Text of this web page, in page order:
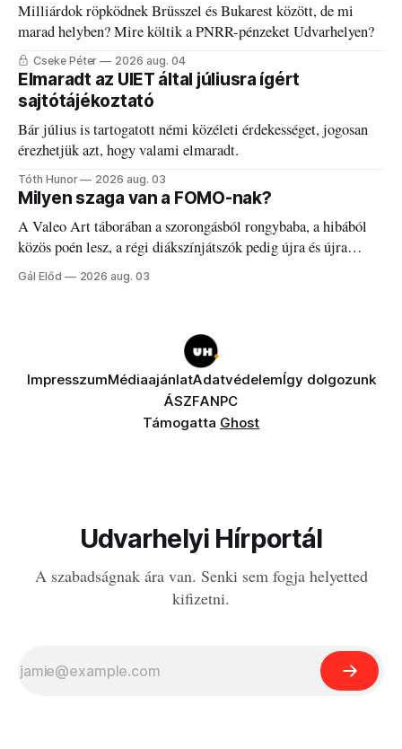
Milliárdok röpködnek Brüsszel és Bukarest között, de mi
marad helyben? Mire költik a PNRR-pénzeket Udvarhelyen?
Cseke Péter 2026 aug. 04
Elmaradt az UIET által júliusra ígért
sajtótájékoztató
Bár július is tartogatott némi közéleti érdekességet, jogosan
érezhetjük azt, hogy valami elmaradt.
Tóth Hunor 2026 aug. 03
Milyen szaga van a FOMO-nak?
A Valeo Art táborában a szorongásból rongybaba, a hibából
közös poén lesz, a régi diákszínjátszók pedig újra és újra
visszatalálnak egymáshoz.
Gál Előd 2026 aug. 03
ImpresszumMédiaajánlatAdatvédelemÍgy dolgozunk
ÁSZFANPC
Támogatta Ghost
Udvarhelyi Hírportál
A szabadságnak ára van. Senki sem fogja helyetted
kifizetni.